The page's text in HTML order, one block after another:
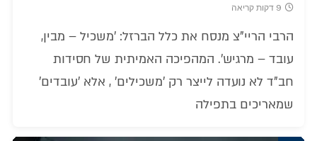
9 דקות קריאה
הרבי הריי"צ מנסח את כלל הברזל: 'משכיל – מבין,
עובד – מרגיש'. המהפיכה האמיתית של חסידות
חב"ד לא נועדה לייצר רק 'משכילים' , אלא 'עובדים'
שמאריכים בתפילה